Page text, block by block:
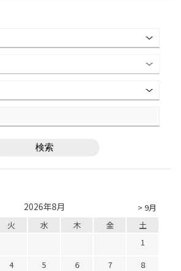
> 9月
2026年8月
火 水 木 金
土
1
4 5 6 7
8